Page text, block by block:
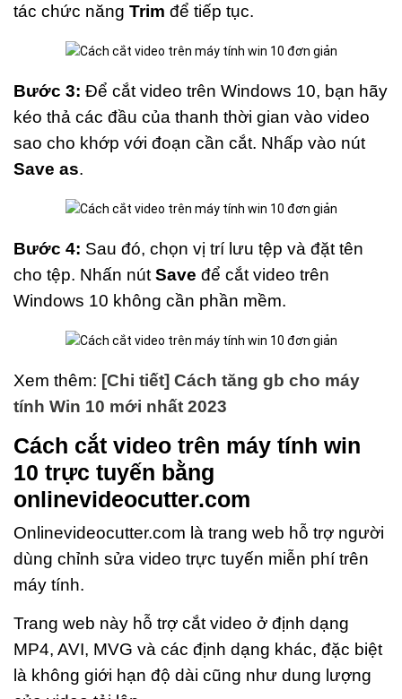
tác chức năng Trim để tiếp tục.
Bước 3: Để cắt video trên Windows 10, bạn hãy
kéo thả các đầu của thanh thời gian vào video
sao cho khớp với đoạn cần cắt. Nhấp vào nút
Save as.
Bước 4: Sau đó, chọn vị trí lưu tệp và đặt tên
cho tệp. Nhấn nút Save để cắt video trên
Windows 10 không cần phần mềm.
Xem thêm: [Chi tiết] Cách tăng gb cho máy
tính Win 10 mới nhất 2023
Cách cắt video trên máy tính win
10 trực tuyến bằng
onlinevideocutter.com
Onlinevideocutter.com là trang web hỗ trợ người
dùng chỉnh sửa video trực tuyến miễn phí trên
máy tính.
Trang web này hỗ trợ cắt video ở định dạng
MP4, AVI, MVG và các định dạng khác, đặc biệt
là không giới hạn độ dài cũng như dung lượng